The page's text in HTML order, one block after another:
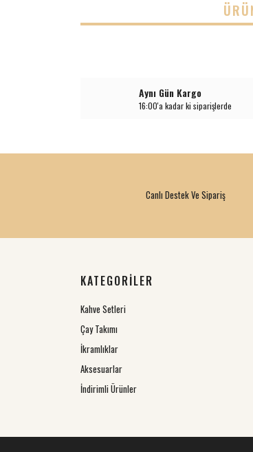
Aynı Gün Kargo
16:00'a kadar ki siparişlerde
Canlı Destek Ve Sipariş
KATEGORİLER
Kahve Setleri
Çay Takımı
İkramlıklar
Aksesuarlar
İndirimli Ürünler